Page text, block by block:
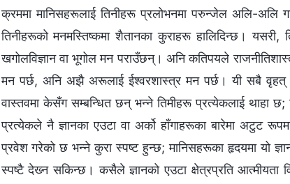
क्रममा मानिसहरूलाई तिनीहरू प्रलोभनमा परुन्जेल अलि-
तिनीहरूको मनमस्तिष्कमा शैतानका कुराहरू हालिदिन्छ।
खगोलविज्ञान वा भूगोल मन पराउँछन्। अनि कतिपयले
मन पर्छ, अनि अझै अरूलाई ईश्‍वरशास्‍त्र मन पर्छ। यी सबै वृहत्
वास्तवमा केसँग सम्‍बन्धित छन् भन्‍ने तिमीहरू प्रत्येकलाई थाहा
प्रत्येकले नै ज्ञानका एउटा वा अर्को हाँगाहरूका बारेमा अटुट
प्रवेश गरेको छ भन्‍ने कुरा स्पष्ट हुन्छ; मानिसहरूका हृदयमा यो
स्पष्टै देख्‍न सकिन्छ। कसैले ज्ञानको एउटा क्षेत्रप्रति